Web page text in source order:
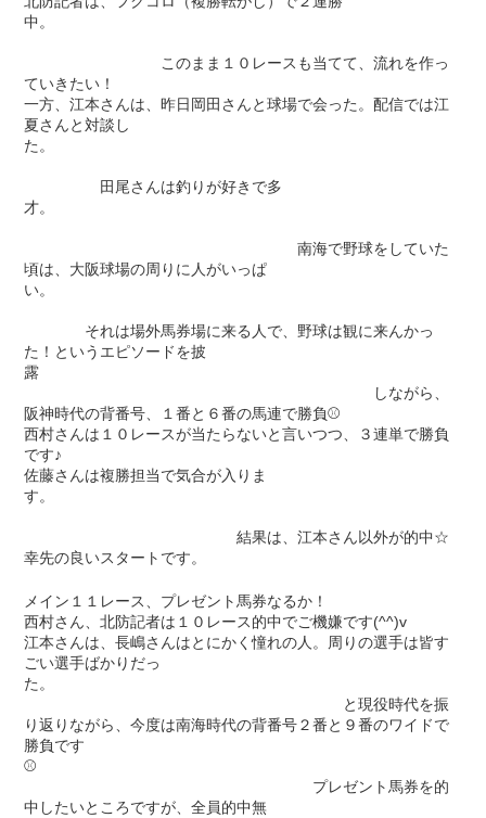
中。
このまま１０レースも当てて、流れを作っ
ていきたい！
一方、江本さんは、昨日岡田さんと球場で会った。配信では江
夏さんと対談し
た。
田尾さんは釣りが好きで多
才。
南海で野球をしていた
頃は、大阪球場の周りに人がいっぱ
い。
それは場外馬券場に来る人で、野球は観に来んかっ
た！というエピソードを披
露
しながら、
阪神時代の背番号、１番と６番の馬連で勝負⚾
西村さんは１０レースが当たらないと言いつつ、３連単で勝負
です♪
佐藤さんは複勝担当で気合が入りま
す。
結果は、江本さん以外が的中☆
幸先の良いスタートです。
メイン１１レース、プレゼント馬券なるか！
西村さん、北防記者は１０レース的中でご機嫌です(^^)v
江本さんは、長嶋さんはとにかく憧れの人。周りの選手は皆す
ごい選手ばかりだっ
た。
と現役時代を振
り返りながら、今度は南海時代の背番号２番と９番のワイドで
勝負です
⚾
プレゼント馬券を的
中したいところですが、全員的中無